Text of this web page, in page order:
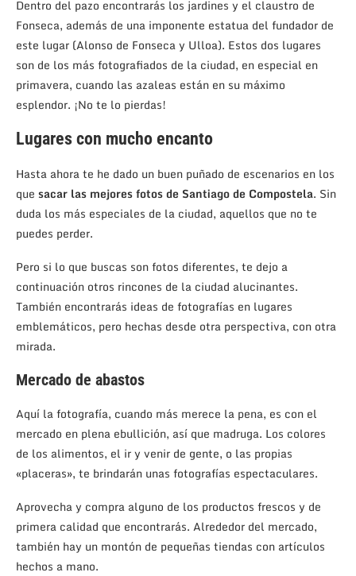
Dentro del pazo encontrarás los jardines y el claustro de
Fonseca, además de una imponente estatua del fundador de
este lugar (Alonso de Fonseca y Ulloa). Estos dos lugares
son de los más fotografiados de la ciudad, en especial en
primavera, cuando las azaleas están en su máximo
esplendor. ¡No te lo pierdas!
Lugares con mucho encanto
Hasta ahora te he dado un buen puñado de escenarios en los
que sacar las mejores fotos de Santiago de Compostela. Sin
duda los más especiales de la ciudad, aquellos que no te
puedes perder.
Pero si lo que buscas son fotos diferentes, te dejo a
continuación otros rincones de la ciudad alucinantes.
También encontrarás ideas de fotografías en lugares
emblemáticos, pero hechas desde otra perspectiva, con otra
mirada.
Mercado de abastos
Aquí la fotografía, cuando más merece la pena, es con el
mercado en plena ebullición, así que madruga. Los colores
de los alimentos, el ir y venir de gente, o las propias
«placeras», te brindarán unas fotografías espectaculares.
Aprovecha y compra alguno de los productos frescos y de
primera calidad que encontrarás. Alrededor del mercado,
también hay un montón de pequeñas tiendas con artículos
hechos a mano.